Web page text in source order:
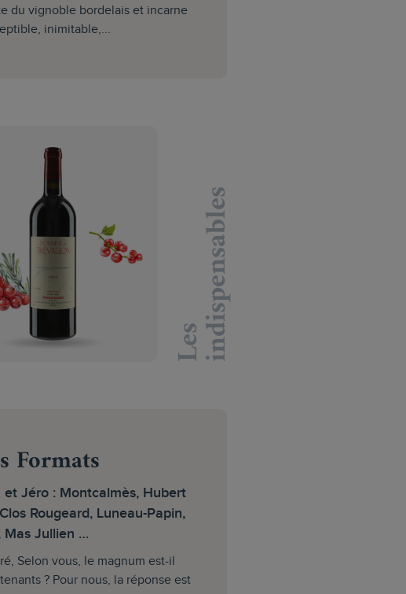
du vignoble bordelais et incarne
inimitable,...
L
e
s
i
n
d
i
s
p
e
n
s
a
b
l
e
s
Formats
Jéro : Montcalmès, Hubert
Rougeard, Luneau-Papin,
Mas Jullien …
Selon vous, le magnum est-il
? Pour nous, la réponse est